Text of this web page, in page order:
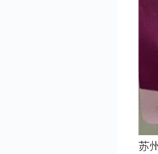
苏